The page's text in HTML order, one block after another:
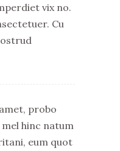
vix no.
Cu
probo
hinc natum
eum quot